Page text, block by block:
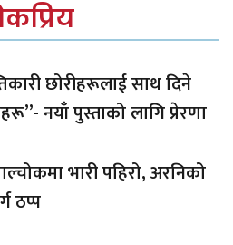
छोरीहरूलाई साथ दिने
नयाँ पुस्ताको लागि प्रेरणा
भारी पहिरो, अरनिको
ठप्प